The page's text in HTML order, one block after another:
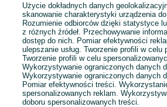
E-mail
Hasło
Użycie dokładnych danych
skanowanie charakterystyki urządzenia
Rozumienie odbiorców dzięki statystyce
z różnych źródeł. Przechowywanie
dostęp do nich. Pomiar efektywności
ulepszanie usług. Tworzenie profili w celu
Tworzenie profili w celu
Wykorzystywanie ograniczonych danych
Wykorzystywanie ograniczonych danych
Pomiar efektywności treści.
spersonalizowanych reklam.
doboru spersonalizowanych treści.